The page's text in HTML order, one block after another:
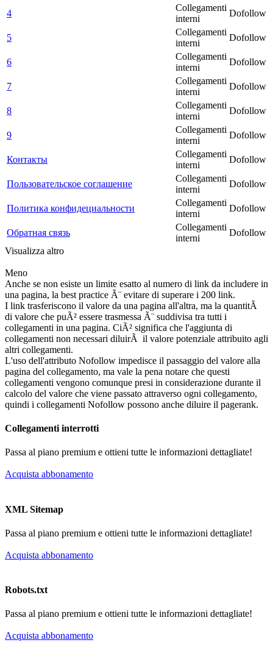
4
Collegamenti
interni
Dofollow
5
Collegamenti
interni
Dofollow
6
Collegamenti
interni
Dofollow
7
Collegamenti
interni
Dofollow
8
Collegamenti
interni
Dofollow
9
Collegamenti
interni
Dofollow
Контакты
Collegamenti
interni
Dofollow
Пользовательское соглашение
Collegamenti
interni
Dofollow
Политика конфидециальности
Collegamenti
interni
Dofollow
Обратная связь
Collegamenti
interni
Dofollow
Visualizza altro
Meno
Anche se non esiste un limite esatto al numero di link da includere in
una pagina, la best practice Ã¨ evitare di superare i 200 link.
I link trasferiscono il valore da una pagina all'altra, ma la quantitÃ
di valore che puÃ² essere trasmessa Ã¨ suddivisa tra tutti i
collegamenti in una pagina. CiÃ² significa che l'aggiunta di
collegamenti non necessari diluirÃ il valore potenziale attribuito agli
altri collegamenti.
L'uso dell'attributo Nofollow impedisce il passaggio del valore alla
pagina del collegamento, ma vale la pena notare che questi
collegamenti vengono comunque presi in considerazione durante il
calcolo del valore che viene passato attraverso ogni collegamento,
quindi i collegamenti Nofollow possono anche diluire il pagerank.
Collegamenti interrotti
Passa al piano premium e ottieni tutte le informazioni dettagliate!
Acquista abbonamento
XML Sitemap
Passa al piano premium e ottieni tutte le informazioni dettagliate!
Acquista abbonamento
Robots.txt
Passa al piano premium e ottieni tutte le informazioni dettagliate!
Acquista abbonamento